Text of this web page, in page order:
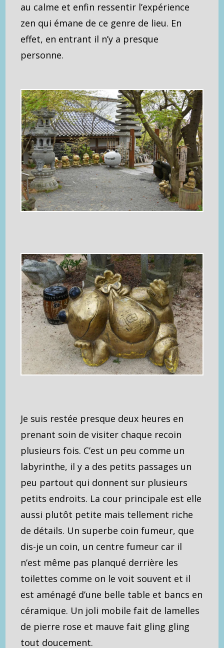
au calme et enfin ressentir l’expérience
zen qui émane de ce genre de lieu. En
effet, en entrant il n’y a presque
personne.
Je suis restée presque deux heures en
prenant soin de visiter chaque recoin
plusieurs fois. C’est un peu comme un
labyrinthe, il y a des petits passages un
peu partout qui donnent sur plusieurs
petits endroits. La cour principale est elle
aussi plutôt petite mais tellement riche
de détails. Un superbe coin fumeur, que
dis-je un coin, un centre fumeur car il
n’est même pas planqué derrière les
toilettes comme on le voit souvent et il
est aménagé d’une belle table et bancs en
céramique. Un joli mobile fait de lamelles
de pierre rose et mauve fait gling gling
tout doucement.